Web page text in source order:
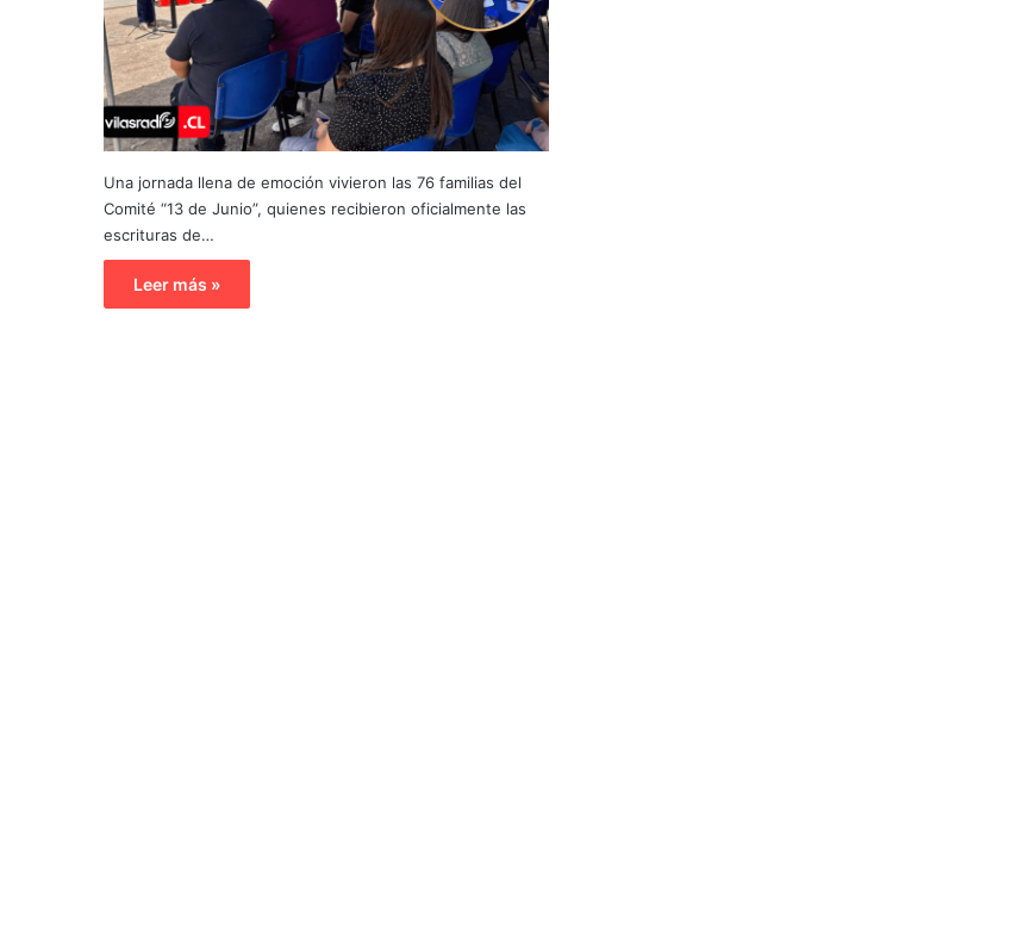
Una jornada llena de emoción vivieron las 76 familias del
Comité “13 de Junio”, quienes recibieron oficialmente las
escrituras de…
Leer más »